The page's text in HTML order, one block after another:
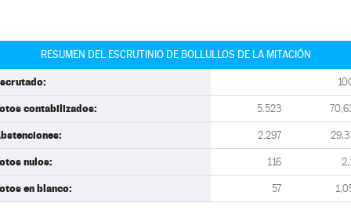
RESUMEN DEL ESCRUTINIO DE BOLLULLOS DE LA MITACIÓN
contabilizados: 5.523
2.297
nulos: 116
en blanco: 57